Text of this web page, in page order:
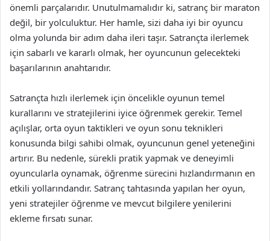
önemli parçalarıdır. Unutulmamalıdır ki, satranç bir maraton
değil, bir yolculuktur. Her hamle, sizi daha iyi bir oyuncu
olma yolunda bir adım daha ileri taşır. Satrançta ilerlemek
için sabarlı ve kararlı olmak, her oyuncunun gelecekteki
başarılarının anahtarıdır.
Satrançta hızlı ilerlemek için öncelikle oyunun temel
kurallarını ve stratejilerini iyice öğrenmek gerekir. Temel
açılışlar, orta oyun taktikleri ve oyun sonu teknikleri
konusunda bilgi sahibi olmak, oyuncunun genel yeteneğini
artırır. Bu nedenle, sürekli pratik yapmak ve deneyimli
oyuncularla oynamak, öğrenme sürecini hızlandırmanın en
etkili yollarındandır. Satranç tahtasında yapılan her oyun,
yeni stratejiler öğrenme ve mevcut bilgilere yenilerini
ekleme fırsatı sunar.